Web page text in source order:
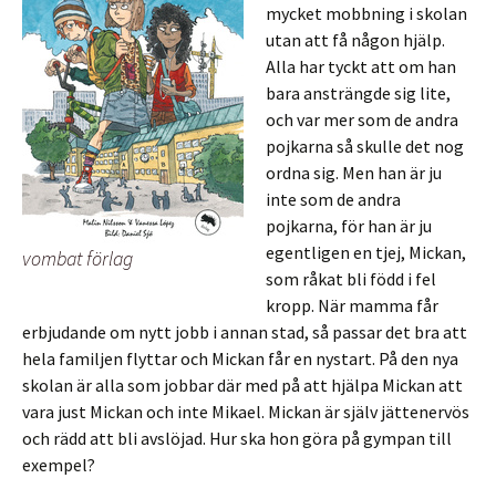
vombat förlag
mycket mobbning i skolan
utan att få någon hjälp.
Alla har tyckt att om han
bara ansträngde sig lite,
och var mer som de andra
pojkarna så skulle det nog
ordna sig. Men han är ju
inte som de andra
pojkarna, för han är ju
egentligen en tjej, Mickan,
som råkat bli född i fel
kropp. När mamma får
erbjudande om nytt jobb i annan stad, så passar det bra att
hela familjen flyttar och Mickan får en nystart. På den nya
skolan är alla som jobbar där med på att hjälpa Mickan att
vara just Mickan och inte Mikael. Mickan är själv jättenervös
och rädd att bli avslöjad. Hur ska hon göra på gympan till
exempel?